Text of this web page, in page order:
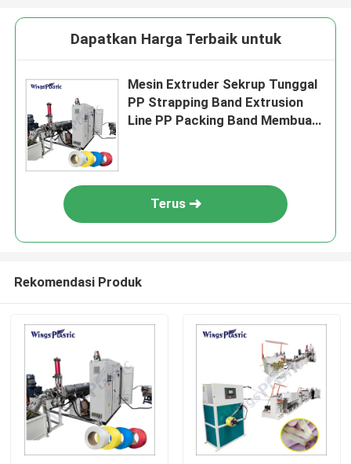
Dapatkan Harga Terbaik untuk
Mesin Extruder Sekrup Tunggal
PP Strapping Band Extrusion
Line PP Packing Band Membuat
Terus
Rekomendasi Produk